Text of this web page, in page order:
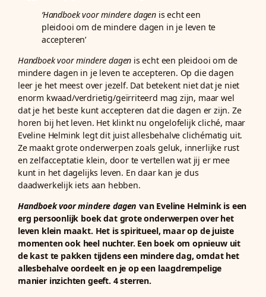
‘Handboek voor mindere dagenis echt een
pleidooi om de mindere dagen in je leven te
accepteren’
Handboek voor mindere dagen is echt een pleidooi om de
mindere dagen in je leven te accepteren. Op die dagen
leer je het meest over jezelf. Dat betekent niet dat je niet
enorm kwaad/verdrietig/geïrriteerd mag zijn, maar wel
dat je het beste kunt accepteren dat die dagen er zijn. Ze
horen bij het leven. Het klinkt nu ongelofelijk cliché, maar
Eveline Helmink legt dit juist allesbehalve clichématig uit.
Ze maakt grote onderwerpen zoals geluk, innerlijke rust
en zelfacceptatie klein, door te vertellen wat jij er mee
kunt in het dagelijks leven. En daar kan je dus
daadwerkelijk iets aan hebben.
Handboek voor mindere dagen van Eveline Helmink is een
erg persoonlijk boek dat grote onderwerpen over het
leven klein maakt. Het is spiritueel, maar op de juiste
momenten ook heel nuchter. Een boek om opnieuw uit
de kast te pakken tijdens een mindere dag, omdat het
allesbehalve oordeelt en je op een laagdrempelige
manier inzichten geeft. 4 sterren.